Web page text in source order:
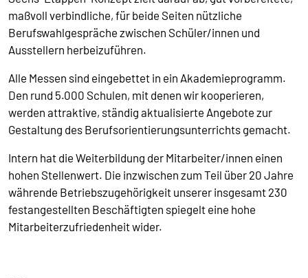
maßvoll verbindliche, für beide Seiten nützliche
Berufswahlgespräche zwischen Schüler/innen und
Ausstellern herbeizuführen.
Alle Messen sind eingebettet in ein Akademieprogramm.
Den rund 5.000 Schulen, mit denen wir kooperieren,
werden attraktive, ständig aktualisierte Angebote zur
Gestaltung des Berufsorientierungsunterrichts gemacht.
Intern hat die Weiterbildung der Mitarbeiter/innen einen
hohen Stellenwert. Die inzwischen zum Teil über 20 Jahre
währende Betriebszugehörigkeit unserer insgesamt 230
festangestellten Beschäftigten spiegelt eine hohe
Mitarbeiterzufriedenheit wider.